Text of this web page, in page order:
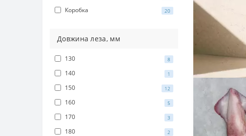
Коробка 20
Довжина леза, мм
130 8
140 1
150 12
160 5
170 3
180 2